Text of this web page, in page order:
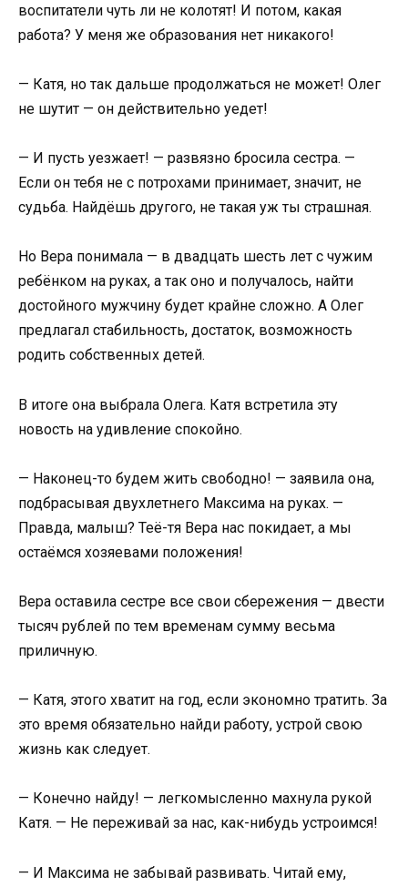
воспитатели чуть ли не колотят! И потом, какая
работа? У меня же образования нет никакого!
— Катя, но так дальше продолжаться не может! Олег
не шутит — он действительно уедет!
— И пусть уезжает! — развязно бросила сестра. —
Если он тебя не с потрохами принимает, значит, не
судьба. Найдёшь другого, не такая уж ты страшная.
Но Вера понимала — в двадцать шесть лет с чужим
ребёнком на руках, а так оно и получалось, найти
достойного мужчину будет крайне сложно. А Олег
предлагал стабильность, достаток, возможность
родить собственных детей.
В итоге она выбрала Олега. Катя встретила эту
новость на удивление спокойно.
— Наконец-то будем жить свободно! — заявила она,
подбрасывая двухлетнего Максима на руках. —
Правда, малыш? Теё-тя Вера нас покидает, а мы
остаёмся хозяевами положения!
Вера оставила сестре все свои сбережения — двести
тысяч рублей по тем временам сумму весьма
приличную.
— Катя, этого хватит на год, если экономно тратить. За
это время обязательно найди работу, устрой свою
жизнь как следует.
— Конечно найду! — легкомысленно махнула рукой
Катя. — Не переживай за нас, как-нибудь устроимся!
— И Максима не забывай развивать. Читай ему,